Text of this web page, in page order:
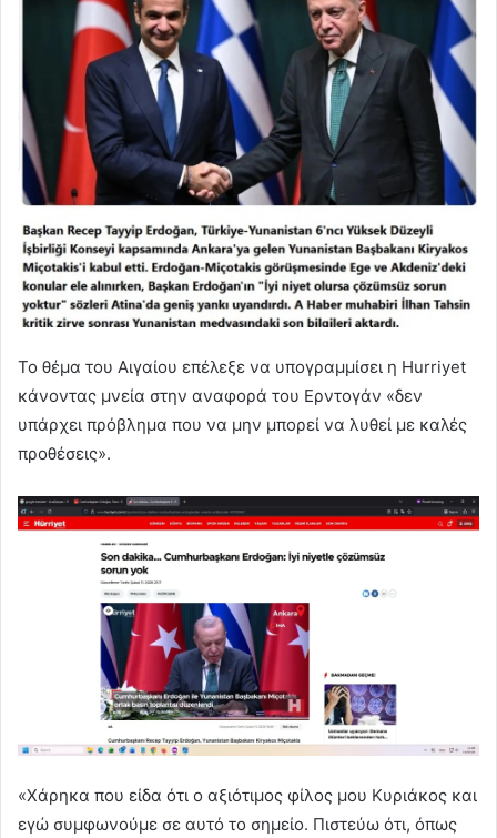
Το θέμα του Αιγαίου επέλεξε να υπογραμμίσει η Hurriyet
κάνοντας μνεία στην αναφορά του Ερντογάν «δεν
υπάρχει πρόβλημα που να μην μπορεί να λυθεί με καλές
προθέσεις».
«Χάρηκα που είδα ότι ο αξιότιμος φίλος μου Κυριάκος και
εγώ συμφωνούμε σε αυτό το σημείο. Πιστεύω ότι, όπως